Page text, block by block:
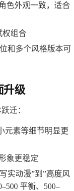
色外观一致，适合
权组合
和多个风格版本可
级
迁：
元素等细节明显更
象更稳定
实动漫”到”高度风
平衡、500–